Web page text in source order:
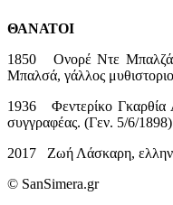
ΘΑΝΑΤΟΙ
1850 Ονορέ Ντε
Μπαλσά, γάλλος
1936 Φεντερίκο Γκαρθία
συγγραφέας. (Γεν. 5/6/1898)
2017 Ζωή Λάσκαρη,
© SanSimera.gr